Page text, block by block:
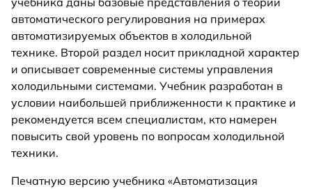
автоматического регулирования на примерах
автоматизируемых объектов в холодильной
технике. Второй раздел носит прикладной характер
и описывает современные системы управления
холодильными системами. Учебник разработан в
условии наибольшей приближенности к практике и
рекомендуется всем специалистам, кто намерен
повысить свой уровень по вопросам холодильной
техники.
Печатную версию учебника «Автоматизация